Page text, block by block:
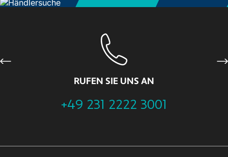
RUFEN SIE UNS AN
+49 231 2222 3001
Previous